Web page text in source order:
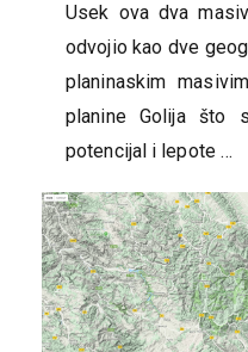
Usek ova dva
odvojio kao dve
planinaskim
planine Golija što
potencijal i lepote …